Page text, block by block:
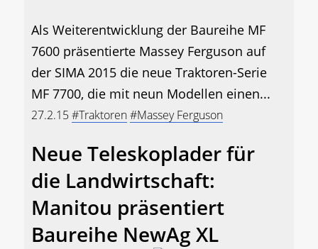
Als Weiterentwicklung der Baureihe MF
7600 präsentierte Massey Ferguson auf
der SIMA 2015 die neue Traktoren-Serie
MF 7700, die mit neun Modellen einen...
27.2.15#Traktoren#Massey Ferguson
Neue Teleskoplader für
die Landwirtschaft:
Manitou präsentiert
Baureihe NewAg XL